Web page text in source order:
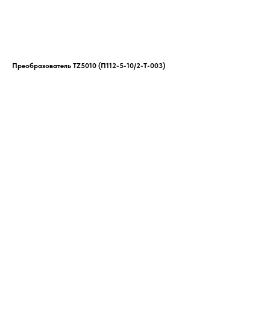
Преобразователь TZ5010 (П112-5-10/2-Т-003)